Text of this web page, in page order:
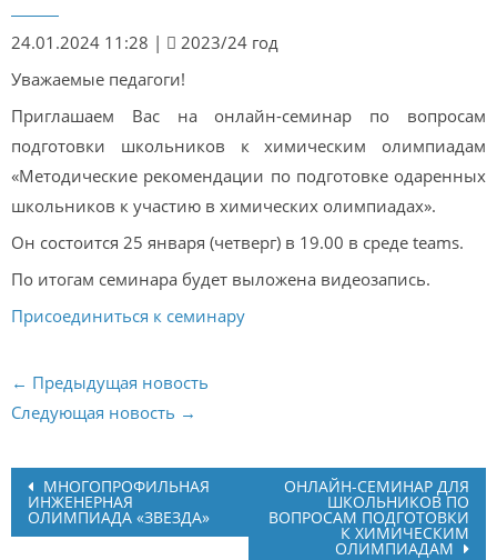
24.01.2024 11:28 |
2023/24 год
Уважаемые педагоги!
Приглашаем Вас на онлайн-семинар по вопросам
подготовки школьников к химическим олимпиадам
«Методические рекомендации по подготовке одаренных
школьников к участию в химических олимпиадах».
Он состоится 25 января (четверг) в 19.00 в среде teams.
По итогам семинара будет выложена видеозапись.
Присоединиться к семинару
← Предыдущая новость
Следующая новость →
Post
navigation
МНОГОПРОФИЛЬНАЯ
ИНЖЕНЕРНАЯ
ОЛИМПИАДА «ЗВЕЗДА»
ОНЛАЙН-СЕМИНАР ДЛЯ
ШКОЛЬНИКОВ ПО
ВОПРОСАМ ПОДГОТОВКИ
К ХИМИЧЕСКИМ
ОЛИМПИАДАМ